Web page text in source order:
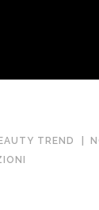
TREND